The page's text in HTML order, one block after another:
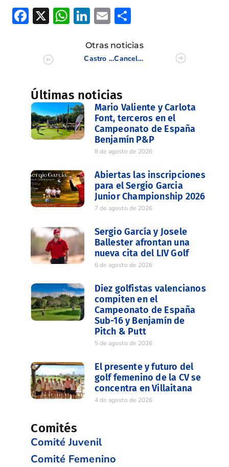
Facebook
X WhatsApp
LinkedIn
Email
Otras noticias
Castro Martínez, primer jugador profesional en España en superar el examen teórico de Árbitro Nacional
Cancelada la primera vuelta de los Puntuables Nacionales Juveniles por el mal tiempo
Últimas noticias
Mario Valiente y Carlota
Font, terceros en el
Campeonato de España
Benjamín P&P
8 de agosto de 2026
Abiertas las inscripciones
para el Sergio Garcia
Junior Championship 2026
7 de agosto de 2026
Sergio García y Josele
Ballester afrontan una
nueva cita del LIV Golf
6 de agosto de 2026
Diez golfistas valencianos
compiten en el
Campeonato de España
Sub-16 y Benjamín de
Pitch & Putt
5 de agosto de 2026
El presente y futuro del
golf femenino de la CV se
concentra en Villaitana
4 de agosto de 2026
Comités
Comité Juvenil
Comité Femenino